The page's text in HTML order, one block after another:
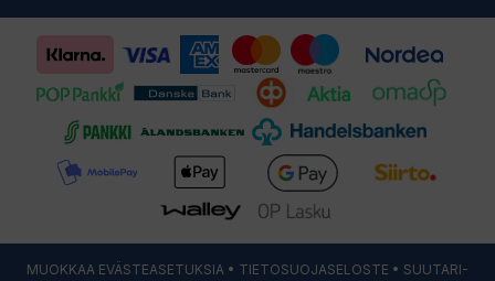
MUOKKAA EVÄSTEASETUKSIA • TIETOSUOJASELOSTE • SUUTARI-